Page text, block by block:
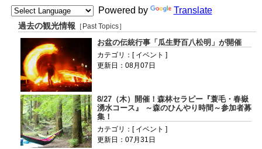
Powered by Translate
過去の観光情報 ［Past Topics］
お盆の伝統行事「瓜生野百八松明」が開催
カテゴリ：[ イベント ]
更新日：08月07日
8/27（木）開催！森林セラピー『蓑毛・春嶽
湧水コース』 ～森のひんやり時間～参加者募
集！
カテゴリ：[ イベント ]
更新日：07月31日